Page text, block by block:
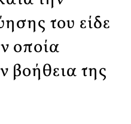
του είδε
οποία
βοήθεια της